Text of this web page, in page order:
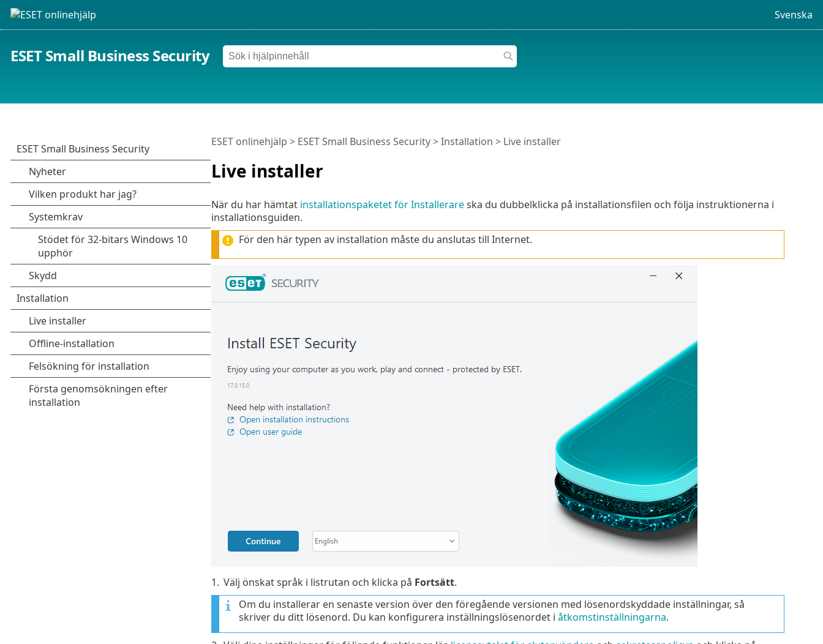
Svenska
ESET Small Business Security
Live installer
ESET onlinehjälp > ESET Small Business Security>Installation > Live installer
När du har hämtat installationspaketet för Installerareska du dubbelklicka på installationsfilen och följa instruktionerna i
installationsguiden.
För den här typen av installation måste du anslutas till Internet.
1. Välj önskat språk i listrutan och klicka på Fortsätt.
Om du installerar en senaste version över den föregående versionen med lösenordskyddade inställningar, så
skriver du ditt lösenord. Du kan konfigurera inställningslösenordet i åtkomstinställningarna.